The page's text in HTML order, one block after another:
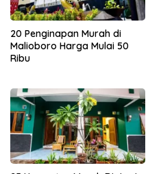
20 Penginapan Murah di
Malioboro Harga Mulai 50
Ribu